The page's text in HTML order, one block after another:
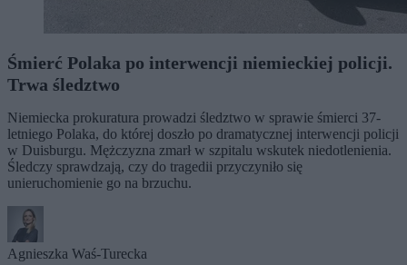
Śmierć Polaka po interwencji niemieckiej policji.
Trwa śledztwo
Niemiecka prokuratura prowadzi śledztwo w sprawie śmierci 37-
letniego Polaka, do której doszło po dramatycznej interwencji policji
w Duisburgu. Mężczyzna zmarł w szpitalu wskutek niedotlenienia.
Śledczy sprawdzają, czy do tragedii przyczyniło się
unieruchomienie go na brzuchu.
Agnieszka Waś-Turecka